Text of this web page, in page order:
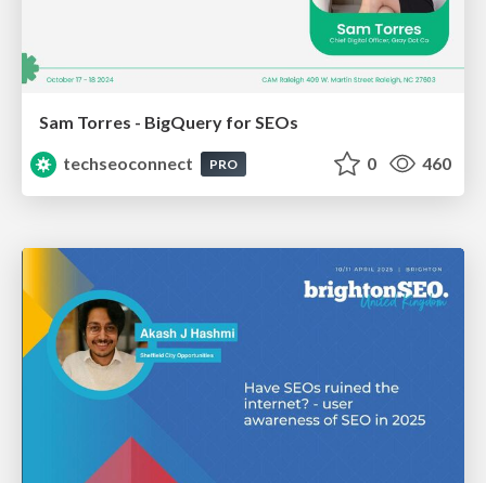
Sam Torres - BigQuery for SEOs
techseoconnect
PRO 0 460